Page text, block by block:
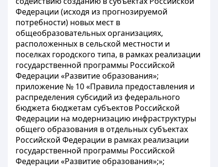
Федерации (исходя из прогнозируемой
потребности) новых мест в
общеобразовательных организациях,
расположенных в сельской местности и
поселках городского типа, в рамках реализации
государственной программы Российской
Федерации «Развитие образования»;
приложение № 10 «Правила предоставления и
распределения субсидий из федерального
бюджета бюджетам субъектов Российской
Федерации на модернизацию инфраструктуры
общего образования в отдельных субъектах
Российской Федерации в рамках реализации
государственной программы Российской
Федерации «Развитие образования»;»;